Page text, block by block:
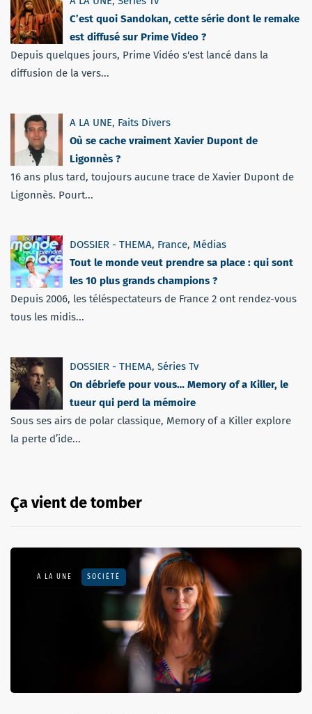
C’est quoi Sandokan, cette série dont le remake
est diffusé sur Prime Video ?
Depuis quelques jours, Prime Vidéo s'est lancé dans la
diffusion de la vers...
A LA UNE, Faits Divers
Où se cache vraiment Xavier Dupont de
Ligonnès ?
16 ans plus tard, toujours aucune trace de Xavier Dupont de
Ligonnès. Pourt...
DOSSIER - THEMA, France, Médias
Tout le monde veut prendre sa place : qui sont
les 10 plus grands champions ?
Depuis 2006, les téléspectateurs de France 2 ont rendez-vous
tous les midis...
DOSSIER - THEMA, Séries Tv
On débriefe pour vous… Memory of a Killer, le
tueur qui perd la mémoire
Sous ses airs de polar classique, Memory of a Killer explore
la perte d’ide...
Ça vient de tomber
A LA UNE SOCIÉTÉ